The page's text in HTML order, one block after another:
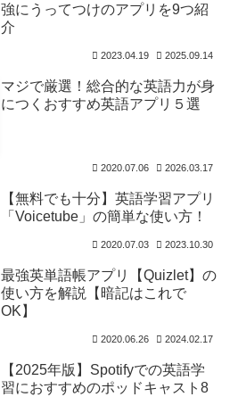
強にうってつけのアプリを9つ紹
介
2023.04.19 2025.09.14
マジで厳選！総合的な英語力が身
につくおすすめ英語アプリ５選
2020.07.06 2026.03.17
【無料でも十分】英語学習アプリ
「Voicetube」の簡単な使い方！
2020.07.03 2023.10.30
最強英単語帳アプリ【Quizlet】の
使い方を解説【暗記はこれで
OK】
2020.06.26 2024.02.17
【2025年版】Spotifyでの英語学
習におすすめのポッドキャスト8